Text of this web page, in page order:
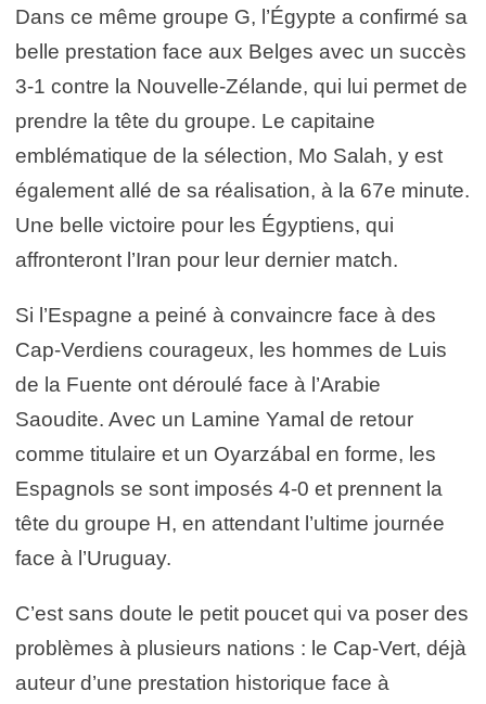
Dans ce même groupe G, l’Égypte a confirmé sa
belle prestation face aux Belges avec un succès
3-1 contre la Nouvelle-Zélande, qui lui permet de
prendre la tête du groupe. Le capitaine
emblématique de la sélection, Mo Salah, y est
également allé de sa réalisation, à la 67e minute.
Une belle victoire pour les Égyptiens, qui
affronteront l’Iran pour leur dernier match.
Si l’Espagne a peiné à convaincre face à des
Cap-Verdiens courageux, les hommes de Luis
de la Fuente ont déroulé face à l’Arabie
Saoudite. Avec un Lamine Yamal de retour
comme titulaire et un Oyarzábal en forme, les
Espagnols se sont imposés 4-0 et prennent la
tête du groupe H, en attendant l’ultime journée
face à l’Uruguay.
C’est sans doute le petit poucet qui va poser des
problèmes à plusieurs nations : le Cap-Vert, déjà
auteur d’une prestation historique face à